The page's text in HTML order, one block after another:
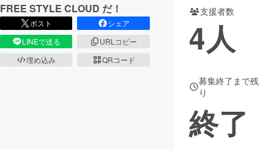
FREE STYLE CLOUD だ！
ポスト
シェア
LINEで送る
URLコピー
埋め込み
QRコード
支援者数
4人
募集終了まで残
り
終了